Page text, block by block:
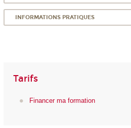
INFORMATIONS PRATIQUES
Tarifs
Financer ma formation